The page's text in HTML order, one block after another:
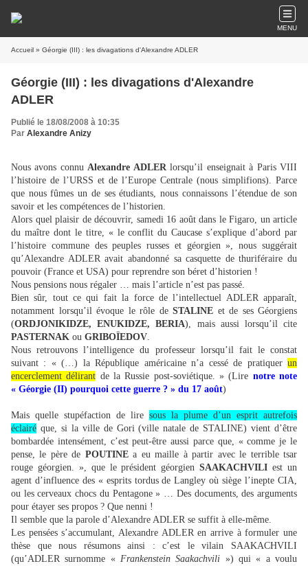
MENU
Accueil » Géorgie (III) : les divagations d'Alexandre ADLER
Géorgie (III) : les divagations d'Alexandre
ADLER
Publié le 18/08/2008 à 10:35
Par Alexandre Anizy
Nous avons connuAlexandre ADLERlorsqu’il enseignait à Paris VIII
l’histoire de l’URSS et de l’Europe Centrale (nous simplifions). Parce
que nous fûmes un de ses étudiants, nous connaissons l’étendue de son
savoir et les compétences de l’historien.
Alors quel plaisir de découvrir, samedi 16 août dans le Figaro, un article
du maître dont le titre, « le conflit du Caucase s’explique d’abord par
l’histoire commune des peuples russes et géorgien », nous suggérait
qu’Alexandre ADLER avait abandonné sa casquette de thuriféraire du
pouvoir (France et USA) pour reprendre son béret d’historien !
Nous pensions nous régaler … mais l’article n’est pas passé.
Bien sûr, tout ce qui fait la force de l’intellectuel ADLER apparaît,
notamment lorsqu’il évoque le rôle de STALINE et de ses Géorgiens
(ORDJONIKIDZE, ENUKIDZE, BERIA), mais aussi lorsqu’il cite
PASTERNAK ou GRIBOÏEDOV.
Nous retrouvons l’intelligence du professeur lorsqu’il fait le constat
suivant : « (…) la République américaine n’a cessé de pratiquer un
encerclement délirant de la Russie post-soviétique. » (Lire notre note
« Géorgie (II) pourquoi cette guerre ? » du 17 août)
Mais quelle stupéfaction de lire sous la plume d’un esprit autrefois
éclairé que, si la ville de Gori (ville natale de STALINE) vient d’être
bombardée intensément, c’est peut-être aussi parce que, « comme je le
pense, le père de POUTINEa eu maille à partir avec le terrible tsar
rouge géorgien. », que le président géorgienSAAKACHVILI est un
agent d’influence des « esprits tordus de Langley où siège l’inepte CIA,
ou les cerveaux chocs du Pentagone » … Des documents, des arguments
pour étayer ses propos ? Que nenni !
Il semble que la parole d’Alexandre ADLER se suffit à elle-même.
Les pensées s’accumulant, Alexandre ADLER en arrive à formuler une
thèse que nous résumons ainsi : c’est le vilain SAAKACHVILI
(qu’ADLER surnomme « Frankenstein Saakachvili ») qui « a voulu